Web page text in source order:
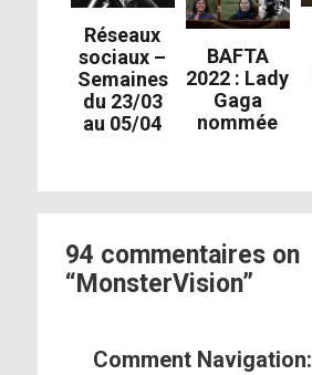
Réseaux
sociaux –
Semaines
du 23/03
au 05/04
BAFTA
2022 : Lady
Gaga
nommée
94 commentaires on
“MonsterVision”
Comment Navigation: